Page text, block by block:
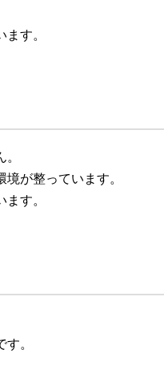
す。
が整っています。
す。
。